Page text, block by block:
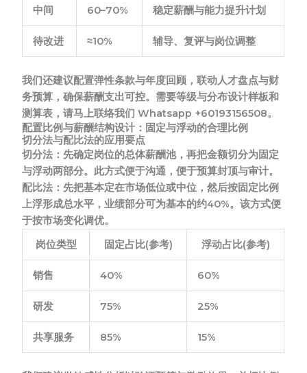
中间 60–70% 稳定薪酬与能力提升计划
待改进 ≈10% 辅导、复评与岗位调整
我们还建议配置弹性条款与年度回顾，联动人才盘点与财
务预算，确保薪酬支出可控。需要等级与分布设计样板和
测算表，请马上联络我们 Whatsapp +60193156508。
配置比例与薪酬结构设计：固定与浮动的合理比例
切分法与配比法的应用要点
切分法： 先确定岗位的总体薪酬池，再把金额切分为固定
与浮动两部分。此方式便于沟通，便于预算封顶与审计。
配比法： 先把基本定在市场低位或中位，然后按固定比例
上浮形成总水平，业绩部分可为基本的约40%。该方式便
于按市场变化调优。
岗位类型
固定占比(参考) 浮动占比(参考)
销售 40% 60%
研发 75% 25%
共享服务 85% 15%